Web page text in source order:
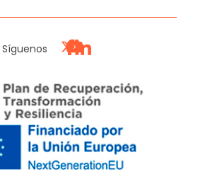
Síguenos